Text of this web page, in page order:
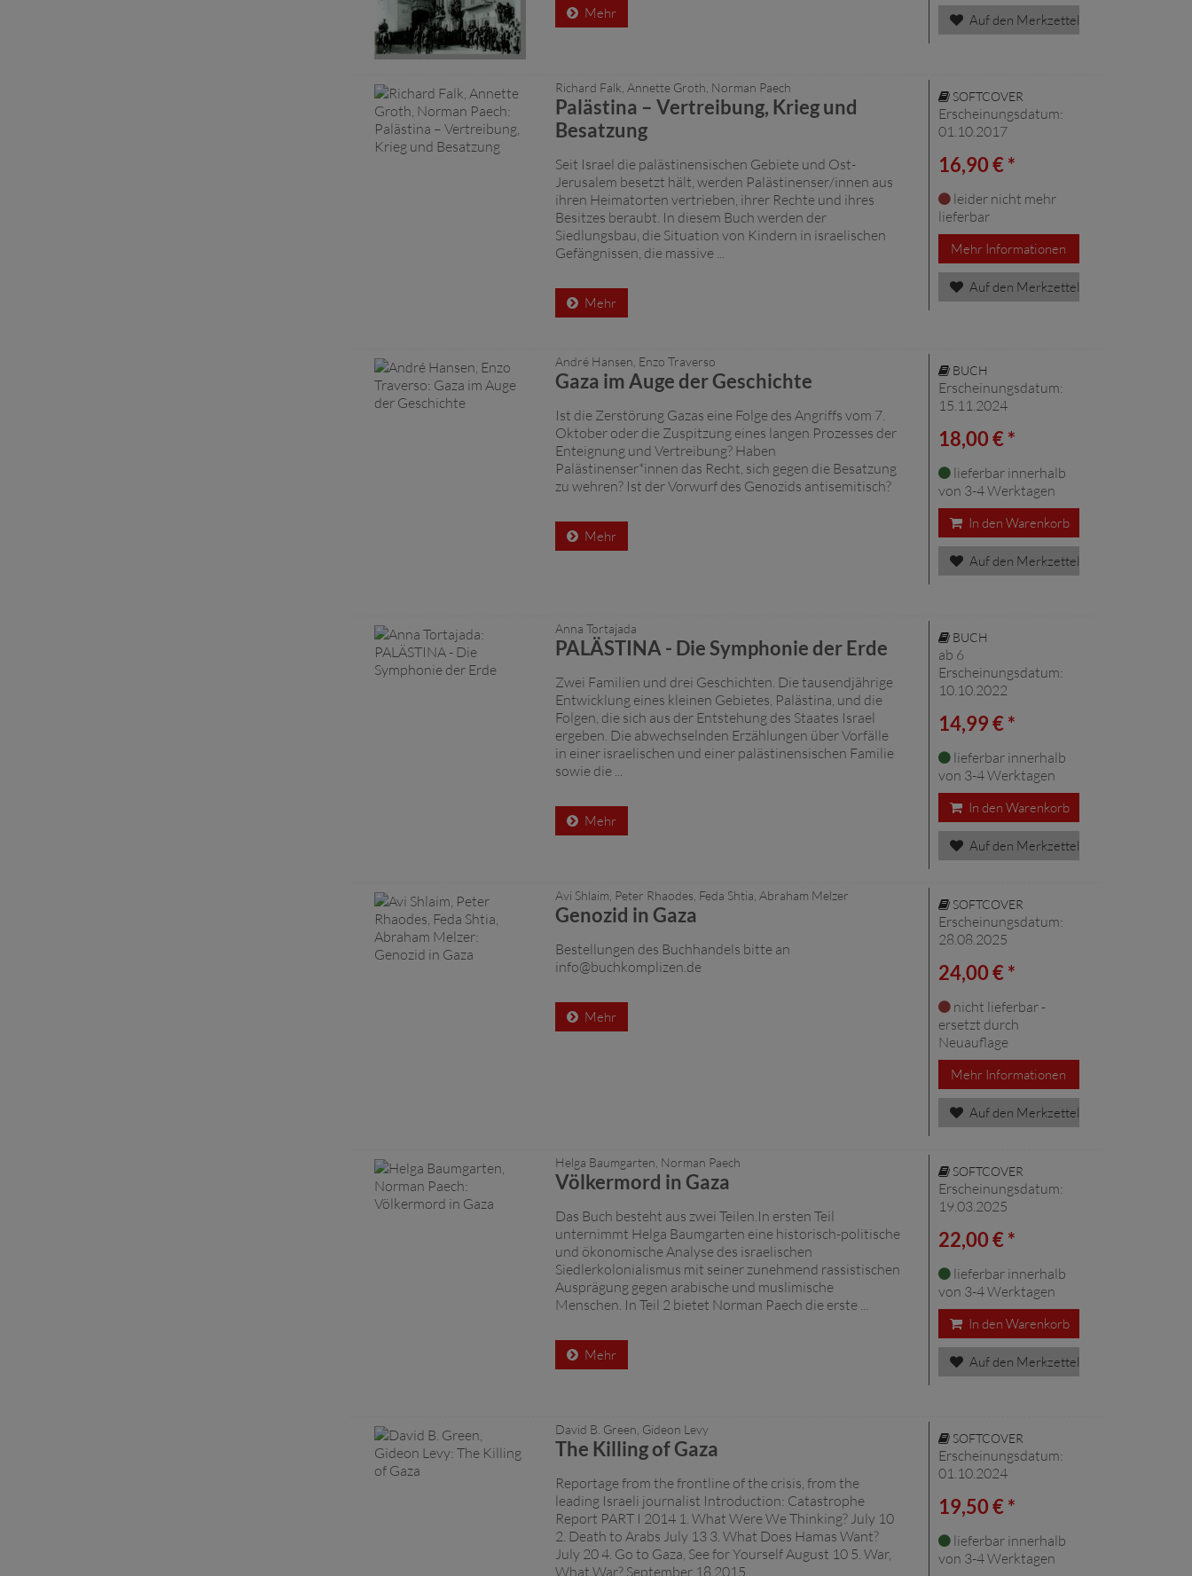
Mehr Auf den Merkzettel
Richard Falk, Annette Groth, Norman Paech
Palästina – Vertreibung, Krieg und
Besatzung
Seit Israel die palästinensischen Gebiete und Ost-
Jerusalem besetzt hält, werden Palästinenser/innen aus
ihren Heimatorten vertrieben, ihrer Rechte und ihres
Besitzes beraubt. In diesem Buch werden der
Siedlungsbau, die Situation von Kindern in israelischen
Gefängnissen, die massive ...
Mehr
SOFTCOVER
Erscheinungsdatum:
01.10.2017
16,90 € *
leider nicht mehr
lieferbar
Mehr Informationen
Auf den Merkzettel
André Hansen, Enzo Traverso
Gaza im Auge der Geschichte
Ist die Zerstörung Gazas eine Folge des Angriffs vom 7.
Oktober oder die Zuspitzung eines langen Prozesses der
Enteignung und Vertreibung? Haben
Palästinenser*innen das Recht, sich gegen die Besatzung
zu wehren? Ist der Vorwurf des Genozids antisemitisch?
Mehr
BUCH
Erscheinungsdatum:
15.11.2024
18,00 € *
lieferbar innerhalb
von 3-4 Werktagen
In den Warenkorb
Auf den Merkzettel
Anna Tortajada
PALÄSTINA - Die Symphonie der Erde
Zwei Familien und drei Geschichten. Die tausendjährige
Entwicklung eines kleinen Gebietes, Palästina, und die
Folgen, die sich aus der Entstehung des Staates Israel
ergeben. Die abwechselnden Erzählungen über Vorfälle
in einer israelischen und einer palästinensischen Familie
sowie die ...
Mehr
BUCH
ab 6
Erscheinungsdatum:
10.10.2022
14,99 € *
lieferbar innerhalb
von 3-4 Werktagen
In den Warenkorb
Auf den Merkzettel
Avi Shlaim, Peter Rhaodes, Feda Shtia, Abraham Melzer
Genozid in Gaza
Bestellungen des Buchhandels bitte an
info@buchkomplizen.de
Mehr
SOFTCOVER
Erscheinungsdatum:
28.08.2025
24,00 € *
nicht lieferbar -
ersetzt durch
Neuauflage
Mehr Informationen
Auf den Merkzettel
Helga Baumgarten, Norman Paech
Völkermord in Gaza
Das Buch besteht aus zwei Teilen.In ersten Teil
unternimmt Helga Baumgarten eine historisch-politische
und ökonomische Analyse des israelischen
Siedlerkolonialismus mit seiner zunehmend rassistischen
Ausprägung gegen arabische und muslimische
Menschen. In Teil 2 bietet Norman Paech die erste ...
Mehr
SOFTCOVER
Erscheinungsdatum:
19.03.2025
22,00 € *
lieferbar innerhalb
von 3-4 Werktagen
In den Warenkorb
Auf den Merkzettel
David B. Green, Gideon Levy
The Killing of Gaza
Reportage from the frontline of the crisis, from the
leading Israeli journalist Introduction: Catastrophe
Report PART I 2014 1. What Were We Thinking? July 10
2. Death to Arabs July 13 3. What Does Hamas Want?
July 20 4. Go to Gaza, See for Yourself August 10 5. War,
What War? September 18 2015 ...
SOFTCOVER
Erscheinungsdatum:
01.10.2024
19,50 € *
lieferbar innerhalb
von 3-4 Werktagen